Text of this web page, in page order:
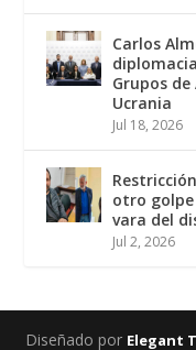
Carlos
Grupos
Ucrania
Jul 18, 2026
otro
vara del
Jul 2, 2026
Diseñado por Elegant